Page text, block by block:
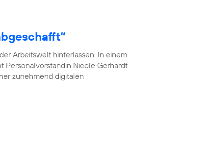
Arbeitswelt hinterlassen. In einem
Personalvorständin Nicole Gerhardt
zunehmend digitalen